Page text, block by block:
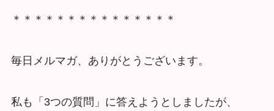
＊＊＊＊＊＊＊＊＊＊＊＊＊＊＊
毎日メルマガ、ありがとうございます。
私も「3つの質問」に答えようとしましたが、